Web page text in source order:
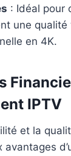
: Idéal pour
une qualité
en 4K.
IPTV
et la